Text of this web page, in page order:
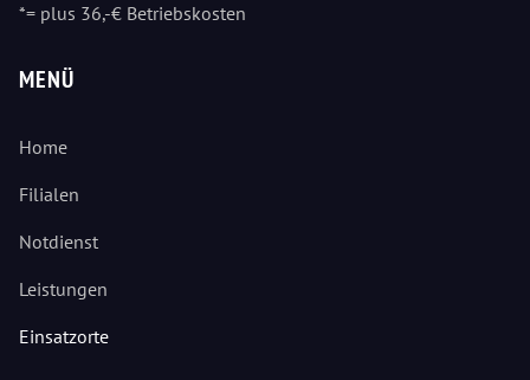
*= plus 36,-€ Betriebskosten
MENÜ
Home
Filialen
Notdienst
Leistungen
Einsatzorte